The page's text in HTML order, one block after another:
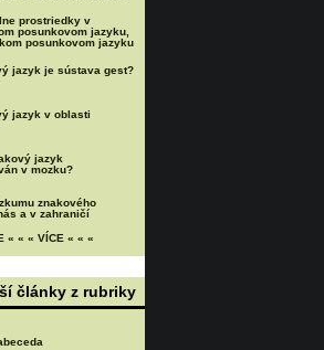
prostriedky v
posunkovom jazyku,
posunkovom jazyku
jazyk je sústava gest?
jazyk v oblasti
jazyk
v mozku?
znakového
a v zahraničí
« « « VÍCE « « «
články z rubriky